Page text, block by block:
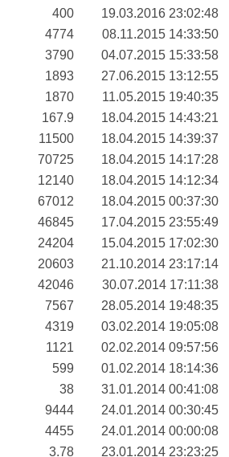
400
19.03.2016 23:02:48
4774
08.11.2015 14:33:50
3790
04.07.2015 15:33:58
1893
27.06.2015 13:12:55
1870
11.05.2015 19:40:35
167.9
18.04.2015 14:43:21
11500
18.04.2015 14:39:37
70725
18.04.2015 14:17:28
12140
18.04.2015 14:12:34
67012
18.04.2015 00:37:30
46845
17.04.2015 23:55:49
24204
15.04.2015 17:02:30
20603
21.10.2014 23:17:14
42046
30.07.2014 17:11:38
7567
28.05.2014 19:48:35
4319
03.02.2014 19:05:08
1121
02.02.2014 09:57:56
599
01.02.2014 18:14:36
38
31.01.2014 00:41:08
9444
24.01.2014 00:30:45
4455
24.01.2014 00:00:08
3.78 23.01.2014 23:23:25